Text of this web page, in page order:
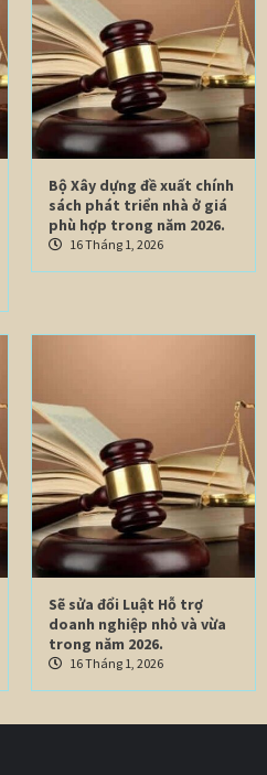
Bộ Xây dựng đề xuất chính
sách phát triển nhà ở giá
phù hợp trong năm 2026.
16 Tháng 1, 2026
Sẽ sửa đổi Luật Hỗ trợ
doanh nghiệp nhỏ và vừa
trong năm 2026.
16 Tháng 1, 2026